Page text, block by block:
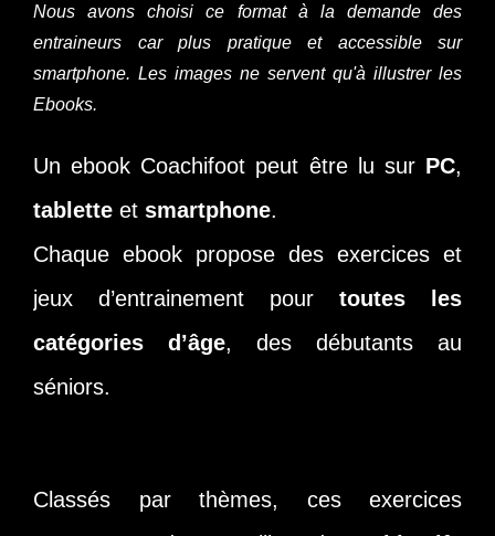
Nous avons choisi ce format à la demande des
entraineurs car plus pratique et accessible sur
smartphone. Les images ne servent qu'à illustrer les
Ebooks.
Un ebook Coachifoot peut être lu sur PC,
tablette et smartphone.
Chaque ebook propose des exercices et
jeux d’entrainement pour toutes les
catégories d’âge, des débutants au
séniors.
Classés par thèmes, ces exercices